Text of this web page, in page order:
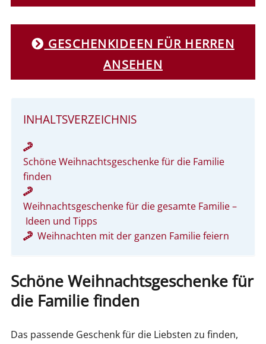
GESCHENKIDEEN FÜR HERREN
ANSEHEN
INHALTSVERZEICHNIS
Schöne Weihnachtsgeschenke für die Familie
finden
Weihnachtsgeschenke für die gesamte Familie –
Ideen und Tipps
Weihnachten mit der ganzen Familie feiern
Schöne Weihnachtsgeschenke für
die Familie finden
Das passende Geschenk für die Liebsten zu finden,